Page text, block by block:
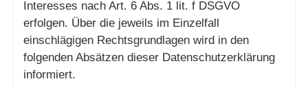
Interesses nach Art. 6 Abs. 1 lit. f DSGVO
erfolgen. Über die jeweils im Einzelfall
einschlägigen Rechtsgrundlagen wird in den
folgenden Absätzen dieser Datenschutzerklärung
informiert.